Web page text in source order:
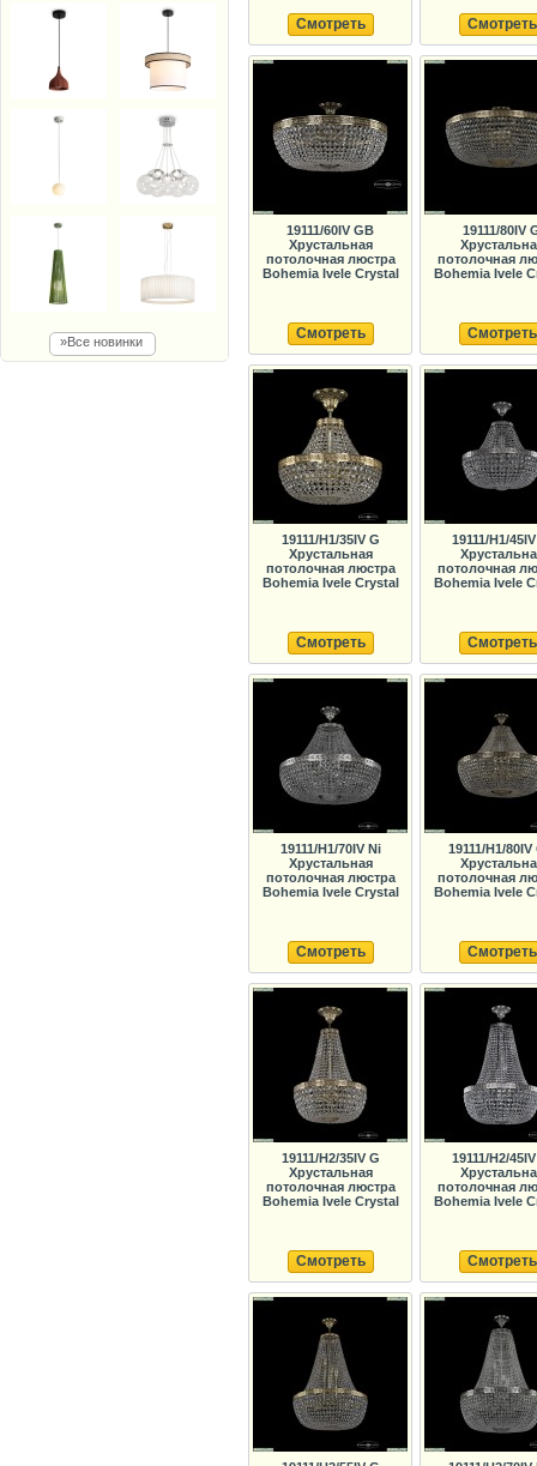
»Все новинки
Смотреть Смотреть
19111/60IV GB
Хрустальная
потолочная люстра
Bohemia Ivele Crystal
Смотреть
19111/80IV
потолочная
Bohemia Ivele
Смотреть
19111/H1/35IV G
Хрустальная
потолочная люстра
Bohemia Ivele Crystal
Смотреть
19111/H1/
потолочная
Bohemia Ivele
Смотреть
19111/H1/70IV Ni
Хрустальная
потолочная люстра
Bohemia Ivele Crystal
Смотреть
19111/H1/80IV
потолочная
Bohemia Ivele
Смотреть
19111/H2/35IV G
Хрустальная
потолочная люстра
Bohemia Ivele Crystal
Смотреть
19111/H2/
потолочная
Bohemia Ivele
Смотреть